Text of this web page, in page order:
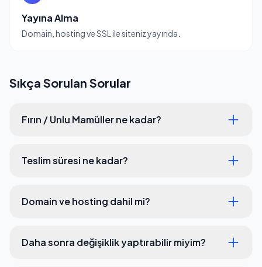
Yayına Alma
Domain, hosting ve SSL ile siteniz yayında.
Sıkça Sorulan Sorular
Fırın / Unlu Mamüller ne kadar?
Teslim süresi ne kadar?
Domain ve hosting dahil mi?
Daha sonra değişiklik yaptırabilir miyim?